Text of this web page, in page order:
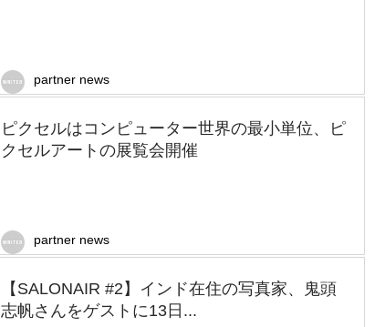
partner news
ピクセルはコンピューター世界の最小単位、ピ
クセルアートの展覧会開催
partner news
【SALONAIR #2】インド在住の写真家、鬼頭
志帆さんをゲストに13日...